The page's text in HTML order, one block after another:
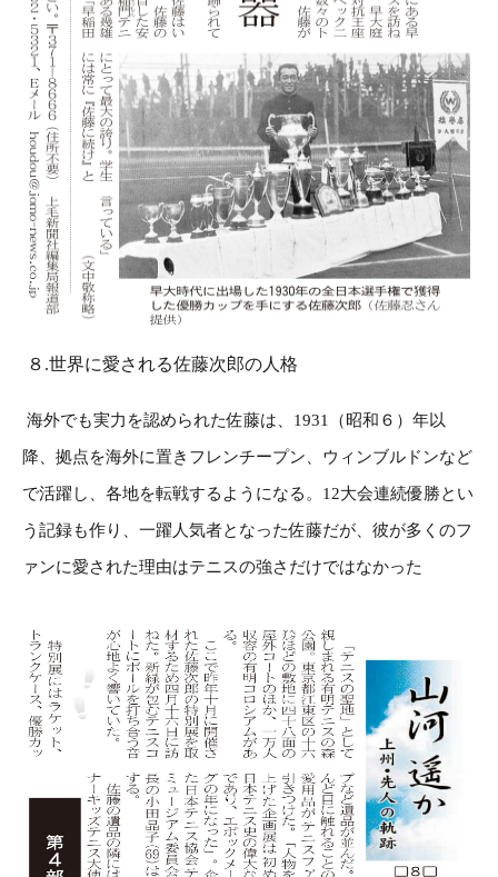
８.世界に愛される佐藤次郎の人格
海外でも実力を認められた佐藤は、1931（昭和６）年以
降、拠点を海外に置きフレンチープン、ウィンブルドンなど
で活躍し、各地を転戦するようになる。12大会連続優勝とい
う記録も作り、一躍人気者となった佐藤だが、彼が多くのフ
ァンに愛された理由はテニスの強さだけではなかった